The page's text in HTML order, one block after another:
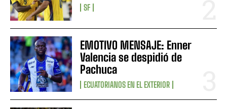
SF
EMOTIVO MENSAJE: Enner
Valencia se despidió de
Pachuca
ECUATORIANOS EN EL EXTERIOR